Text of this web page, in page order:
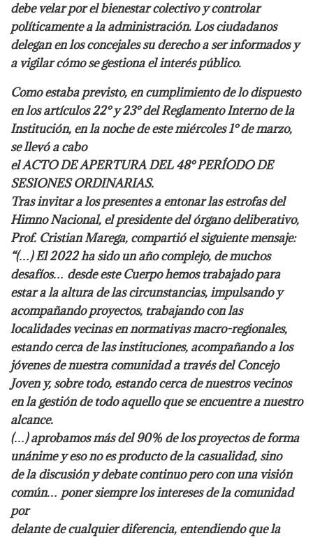
debe velar por el bienestar colectivo ycontrolar
políticamente a la administración. Los ciudadanos
delegan en los concejales su derecho a ser informados y
a vigilar cómo se gestiona el interés público.
Como estaba previsto, en cumplimiento de lo dispuesto
en los artículos 22° y 23° delReglamento Interno de la
Institución, en la noche de este miércoles 1° de marzo,
se llevó a cabo
el ACTO DE APERTURA DEL 48° PERÍODO DE
SESIONES ORDINARIAS.
Tras invitar a los presentes a entonar las estrofas del
Himno Nacional, el presidente delórgano deliberativo,
Prof. Cristian Marega, compartió el siguiente mensaje:
“(…) El 2022 ha sido un año complejo, de muchos
desafíos… desde este Cuerpo hemos trabajado para
estar ala altura de las circunstancias, impulsando y
acompañando proyectos, trabajando con las
localidades vecinas ennormativas macro-regionales,
estando cerca de las instituciones, acompañando a los
jóvenes de nuestra comunidad a través del Concejo
Joven y, sobre todo, estando cerca de nuestros vecinos
en la gestión de todo aquello que seencuentre a nuestro
alcance.
(…) aprobamos más del 90% de los proyectos de forma
unánime y eso no es producto de la casualidad, sino
de la discusión y debate continuo pero con una visión
común… poner siempre los intereses de la comunidad
por
delante de cualquier diferencia, entendiendo que la